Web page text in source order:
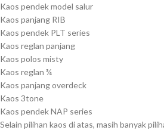
Kaos pendek model salur
Kaos panjang RIB
Kaos pendek PLT series
Kaos reglan panjang
Kaos polos misty
Kaos reglan ¾
Kaos panjang overdeck
Kaos 3tone
Kaos pendek NAP series
Selain pilihan kaos di atas, masih banyak